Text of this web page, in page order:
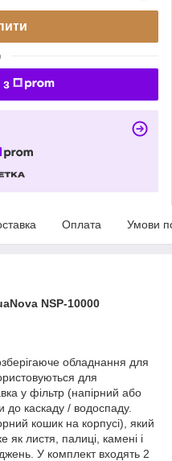
з
Оплата Умови
NSP-10000
обладнання для
для
у фільтр (напірний або
до каскаду / водоспаду.
кошик на корпусі), який
як листя, палиці, камені і
У комплект входять 2